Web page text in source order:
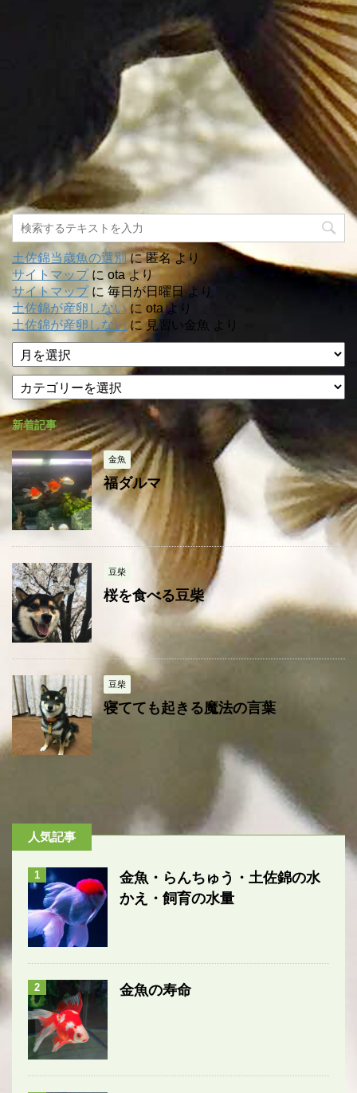
土佐錦当歳魚の選別に匿名 より
サイトマップにotaより
サイトマップに 毎日が日曜日より
土佐錦が産卵しないに otaより
土佐錦が産卵しない に見習い金魚 より
ア
ー
イ
ブ
テ
ゴ
リ
ー
新着記事
金魚
福ダルマ
豆柴
桜を食べる豆柴
豆柴
寝てても起きる魔法の言葉
人気記事
1
金魚・らんちゅう・土佐錦の水
かえ・飼育の水量
2 金魚の寿命